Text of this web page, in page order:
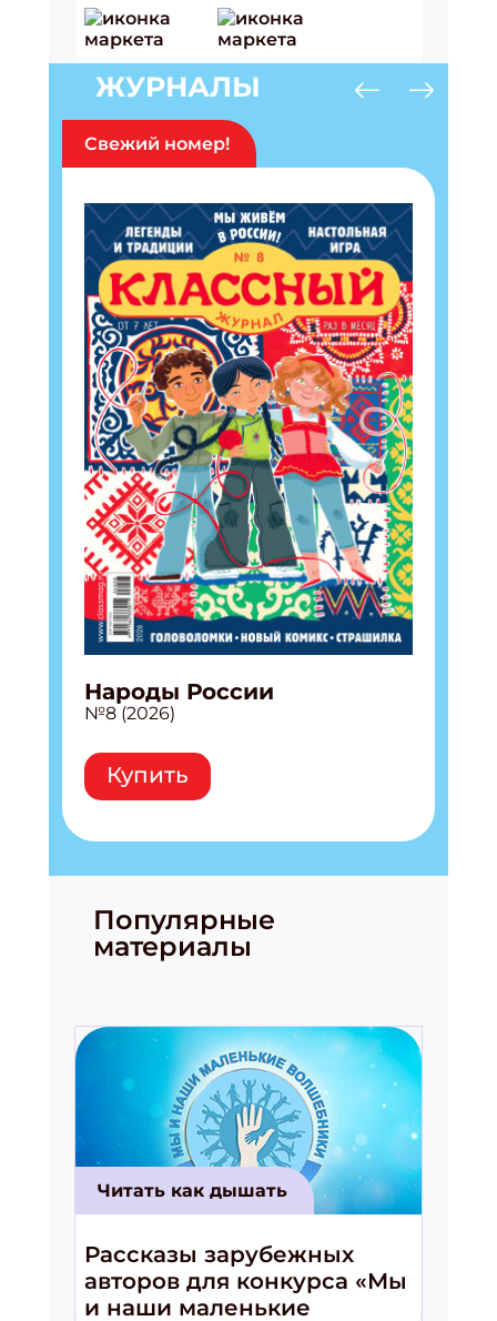
ЖУРНАЛЫ
Свежий номер!
Народы России
№8 (2026)
Купить
Популярные
материалы
Читать как дышать
Рассказы зарубежных
авторов для конкурса «Мы
и наши маленькие